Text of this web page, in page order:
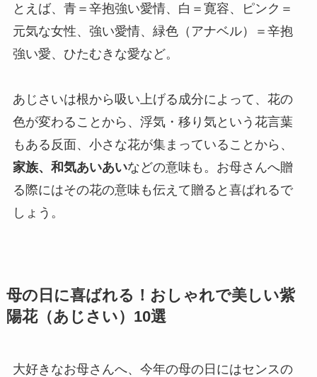
とえば、青＝辛抱強い愛情、白＝寛容、ピンク＝
元気な女性、強い愛情、緑色（アナベル）＝辛抱
強い愛、ひたむきな愛など。
あじさいは根から吸い上げる成分によって、花の
色が変わることから、浮気・移り気という花言葉
もある反面、小さな花が集まっていることから、
家族、和気あいあいなどの意味も。お母さんへ贈
る際にはその花の意味も伝えて贈ると喜ばれるで
しょう。
母の日に喜ばれる！おしゃれで美しい紫
陽花（あじさい）10選
大好きなお母さんへ、今年の母の日にはセンスの